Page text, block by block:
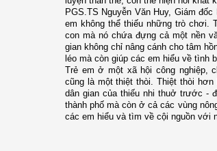
PGS.TS Nguyễn Văn Huy, Giám
em không thể thiếu những trò chơi.
con mà nó chứa đựng cả một nền
gian không chỉ nâng cánh cho tâm
léo mà còn giúp các em hiểu về tình
Trẻ em ở một xã hội công nghiệp,
cũng là một thiệt thòi. Thiệt thòi
dân gian của thiếu nhi thuở trước -
thành phố mà còn ở cả các vùng
các em hiểu và tìm về cội nguồn với